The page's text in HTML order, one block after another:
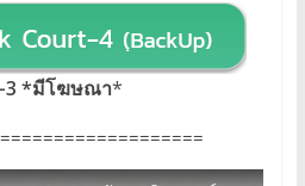
3 *มีโฆษณา*